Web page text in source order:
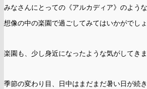
みなさんにとっての《アルカディア》のよう
想像の中の楽園で過ごしてみてはいかがでしょ
楽園も、少し身近になったような気がしてき
季節の変わり目、日中はまだまだ暑い日が続